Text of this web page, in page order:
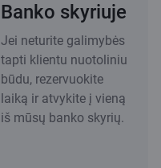
Banko skyriuje
Jei neturite galimybės
tapti klientu nuotoliniu
būdu, rezervuokite
laiką ir atvykite į vieną
iš mūsų banko skyrių.